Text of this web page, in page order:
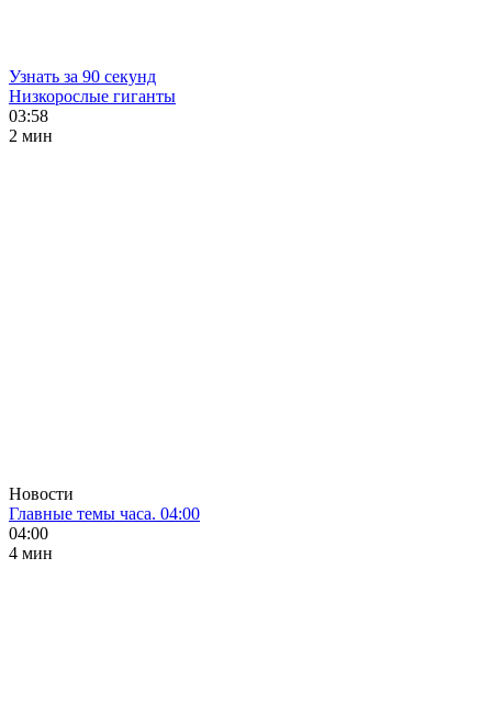
Узнать за 90 секунд
Низкорослые гиганты
03:58
2 мин
Новости
Главные темы часа. 04:00
04:00
4 мин